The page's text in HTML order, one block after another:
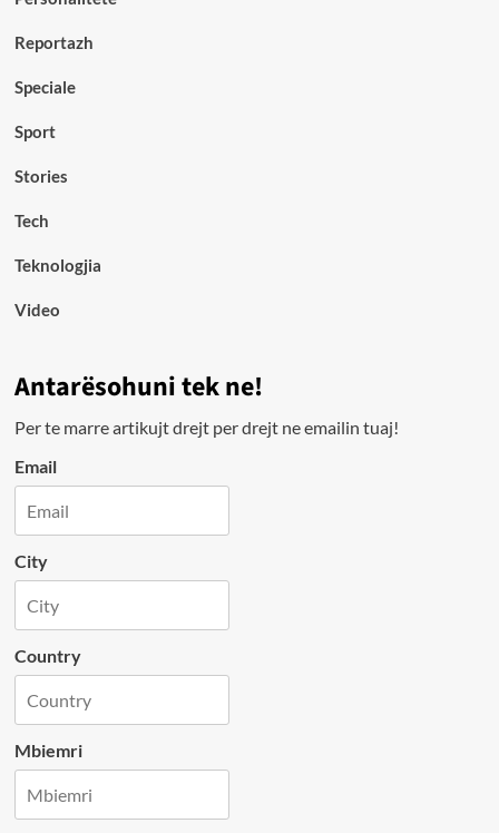
Reportazh
Speciale
Sport
Stories
Tech
Teknologjia
Video
Antarësohuni tek ne!
Per te marre artikujt drejt per drejt ne emailin tuaj!
Email
City
Country
Mbiemri